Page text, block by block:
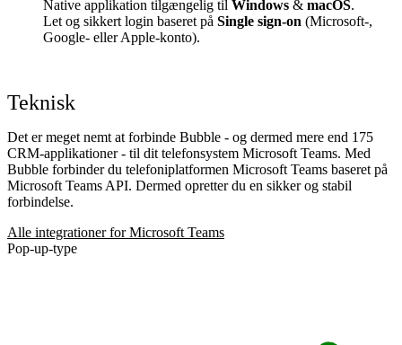
Native applikation tilgængelig til Windows & macOS.
Let og sikkert login baseret på Single sign-on (Microsoft-,
Google- eller Apple-konto).
Teknisk
Det er meget nemt at forbinde Bubble - og dermed mere end 175
CRM-applikationer - til dit telefonsystem Microsoft Teams. Med
Bubble forbinder du telefoniplatformen Microsoft Teams baseret på
Microsoft Teams API. Dermed opretter du en sikker og stabil
forbindelse.
Alle integrationer for Microsoft Teams
Pop-up-type